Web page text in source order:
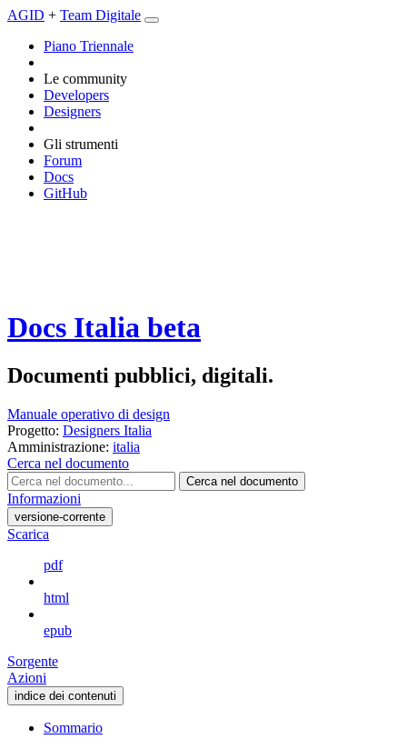
AGID + Team Digitale
Piano Triennale
Le community
Developers
Designers
Gli strumenti
Forum
Docs
GitHub
Docs Italia beta
Documenti pubblici, digitali.
Manuale operativo di design
Progetto: Designers Italia
Amministrazione: italia
Cerca nel documento
Cerca nel documento
Informazioni
versione-corrente
Scarica
pdf
html
epub
Sorgente
Azioni
indice dei contenuti
Sommario